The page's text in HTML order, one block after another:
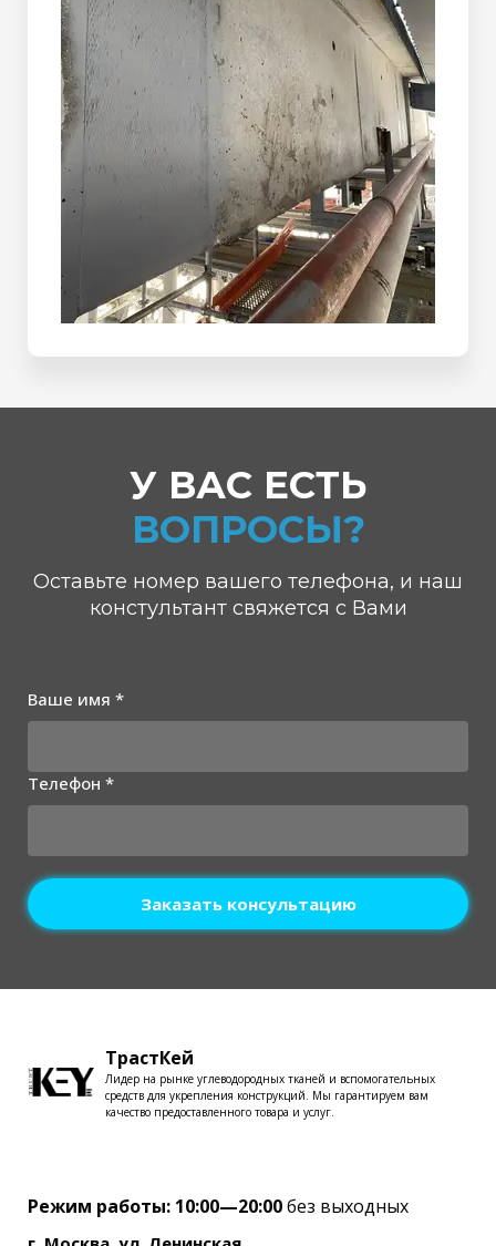
У ВАС ЕСТЬ
ВОПРОСЫ?
Оставьте номер вашего телефона, и наш
констультант свяжется с Вами
Ваше имя *
Телефон *
Заказать консультацию
ТрастКей
Лидер на рынке углеводородных тканей и вспомогательных
средств для укрепления конструкций. Мы гарантируем вам
качество предоставленного товара и услуг.
Режим работы: 10:00—20:00без выходных